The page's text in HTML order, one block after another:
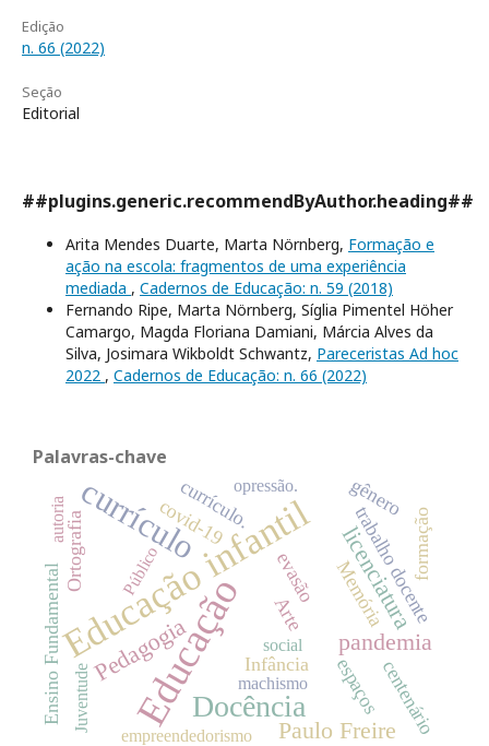
Edição
n. 66 (2022)
Seção
Editorial
##plugins.generic.recommendByAuthor.heading##
Arita Mendes Duarte, Marta Nörnberg, Formação e
ação na escola: fragmentos de uma experiência
mediada , Cadernos de Educação: n. 59 (2018)
Fernando Ripe, Marta Nörnberg, Síglia Pimentel Höher
Camargo, Magda Floriana Damiani, Márcia Alves da
Silva, Josimara Wikboldt Schwantz, Pareceristas Ad hoc
2022 , Cadernos de Educação: n. 66 (2022)
Palavras-chave
Educação
Educação infantil
currículo
Docência
pandemia
Paulo Freire
licenciatura
Pedagogia
covid-19
currículo.
Ensino Fundamental evasão
Infância
trabalho docente
espaços
Arte Memória
gênero
centenário
Ortografia formação
opressão.
Juventude
Público
empreendedorismo
machismo
social
autoria